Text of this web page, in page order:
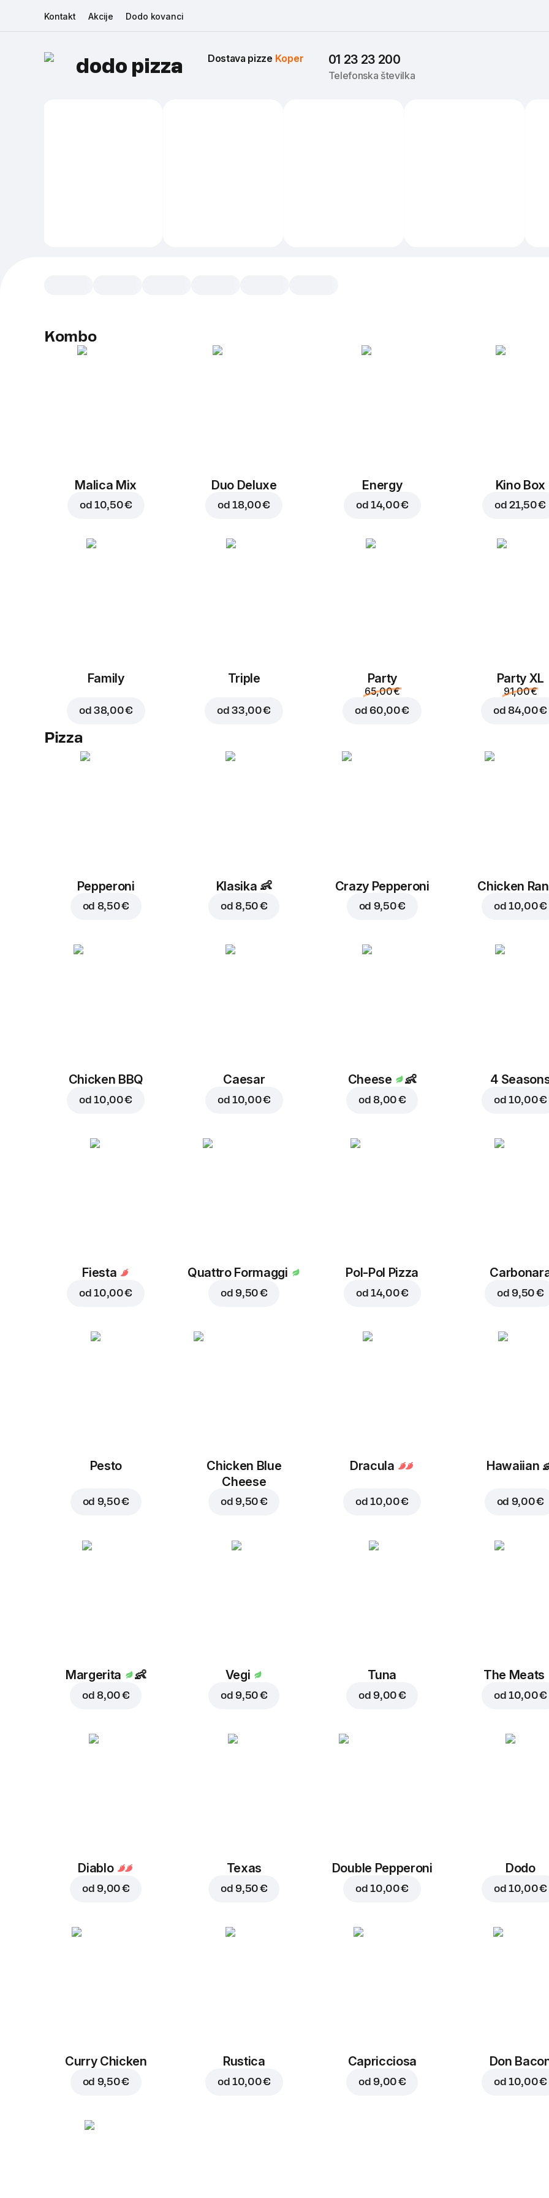
Kontakt Akcije Dodo kovanci
dodo pizza Dostava pizze Koper 01 23 23 200
Telefonska številka
Dodaj v košaro za
Kombo
Malica Mix
od 10,50 €
Duo Deluxe
od18,00 €
Energy
od 14,00 €
Kino Box
od21,50 €
Family
od 38,00 €
Triple
od33,00 €
Party
65,00 €
od 60,00 €
Party XL
91,00 €
od 84,00 €
Pizza
Pepperoni
od 8,50 €
Klasika 👶
od 8,50 €
Crazy Pepperoni
od 9,50 €
Chicken
od 10,00 €
Chicken BBQ
od 10,00 €
Caesar
od 10,00 €
Cheese 👶
od 8,00 €
4
od 10,00 €
Fiesta
od 10,00 €
Quattro Formaggi
od 9,50 €
Pol-Pol Pizza
od 14,00 € od 9,50 €
Pesto
od 9,50 €
Chicken Blue
Cheese
od 9,50 €
Dracula
od10,00 €
Hawaiian
od 9,00 €
Margerita 👶
od 8,00 €
Vegi
od 9,50 €
Tuna
od 9,00 €
The Meats
od 10,00 €
Diablo
od 9,00 €
Texas
od 9,50 €
Double Pepperoni
od 10,00 €
Dodo
od 10,00 €
Curry Chicken
od 9,50 €
Rustica
od 10,00 €
Capricciosa
od 9,00 €
Don
od 10,00 €